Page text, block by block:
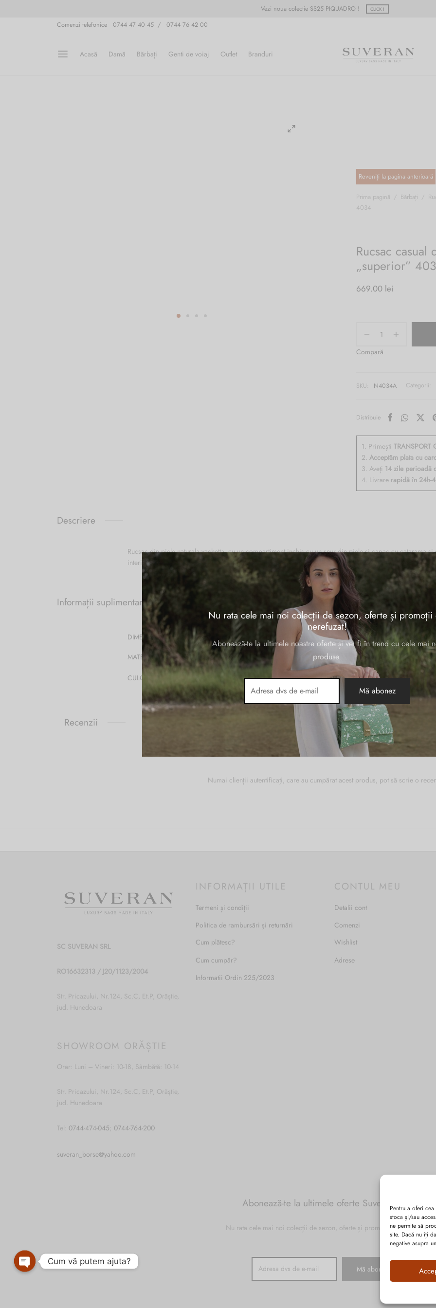
Nu rata cele mai noi colecții de sezon, oferte și promoții
nerefuzat!
Abonează-te la ultimele noastre oferte și vei fi în trend cu cele mai
produse.
Pentru a oferi
stoca și/sau
ne permite să
site. Dacă nu îți
negative asupra
Vezi noua colectie SS25 PIQUADRO ! CLICK !
Comenzi telefonice 0744 47 40 45 / 0744 76 42 00
Acasă Damă Bărbați Genti de voiaj Outlet Branduri
Prima pagină / Bărbați /
4034
Rucsac casual
„superior”
669.00 lei
Compară
SKU: N4034A Categorii:
Distribuie
1. Primești TRANSPORT
2. Acceptăm plata cu
3. Aveți 14 zile perioadă
4. Livrare rapidă în 24h-
Descriere
Rucsac din piele naturala vachetta, cu un compartiment inchis cu un snur din piele si capac cu catarama si
interior inchis cu fermoar, un buzunar exterior inchis cu o curea si catarama, curele de umar reglabile,
Informații suplimentare
DIMENSIUNI 33 × 13 × 36 cm
MATERIAL Piele naturala
CULOARE Maro
Recenzii
Nu există recenzii până acum.
Numai clienții autentificați, care au cumpărat acest produs, pot să scrie o
SC SUVERAN SRL
RO16632313 / J20/1123/2004
Str. Pricazului, Nr.124, Sc.C, Et.P, Orăștie,
jud. Hunedoara
SHOWROOM ORĂȘTIE
Orar: Luni – Vineri: 10-18, Sâmbătă: 10-14
Str. Pricazului, Nr.124, Sc.C, Et.P, Orăștie,
jud. Hunedoara
Tel: 0744-474-045; 0744-764-200
suveran_borse@yahoo.com
INFORMAȚII UTILE
Termeni și condiții
Politica de rambursări și returnări
Cum plătesc?
Cum cumpăr?
Informatii Ordin 225/2023
CONTUL MEU
Detalii cont
Comenzi
Wishlist
Adrese
Abonează-te la ultimele oferte Suveran SRL
Nu rata cele mai noi colecții de sezon, oferte și promoții de nerefuzat.
Cum vă putem ajuta?